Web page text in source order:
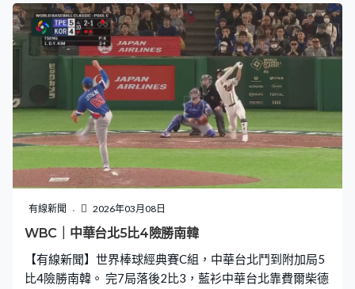
直路加速，又增加超車模式。兩人初段鬥得激烈，多次交
換領先。 新設計考起車隊，6屆車隊總冠軍紅牛新兵夏查
戰車冒煙，被逼退賽；20位起步的隊友韋特本第6名過終
點。新車隊佳特力出師不利，保達斯戰車故障，未能完
成；佩雷斯排16。 今季唯一新人、RB的連柏特第8名衝
線，首場賽事就有分落袋。上屆總冠軍、麥拿侖的諾里斯
第5名完成。平治包辦頭兩名，羅素力壓隊友安東尼利，成
為今年首位贏家，陸格歷得第3。
有線新聞 2026年03月08日
WBC｜中華台北5比4險勝南韓
【有線新聞】世界棒球經典賽C組，中華台北鬥到附加局5
比4險勝南韓。 完7局落後2比3，藍衫中華台北靠費爾柴德